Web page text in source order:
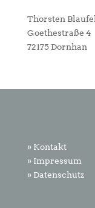
Thorsten
Goethestraße 4
72175 Dornhan
» Kontakt
» Impressum
» Datenschutz